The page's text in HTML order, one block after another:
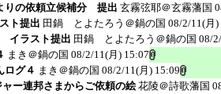
りの依頼立候補分 提出 玄霧弦耶＠玄霧藩国
ト提出 田鍋 とよたろう＠鍋の国 08/2/11(月)
イラスト提出 田鍋 とよたろう＠鍋の国 08/
まき＠鍋の国 08/2/11(月) 15:07
ログ４ まき＠鍋の国 08/2/11(月) 15:09
ー連邦さまからご依頼の絵 花陵＠詩歌藩国